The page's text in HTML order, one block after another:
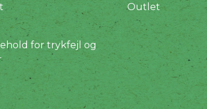
for trykfejl og
Outlet